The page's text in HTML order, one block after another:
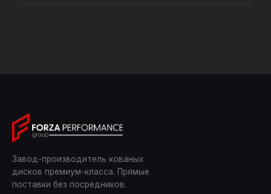
Завод-производитель кованых
дисков премиум-класса. Прямые
поставки без посредников.